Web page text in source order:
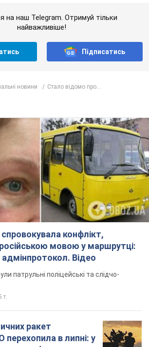
на наш Telegram. Отримуй тільки
найважливіше!
Підписатись
новини Стало відомо про...
конфлікт,
мовою у маршрутці:
адмінпротокол. Відео
патрульні поліцейські та слідчо-
т.
ракет
перехопила в липні: у